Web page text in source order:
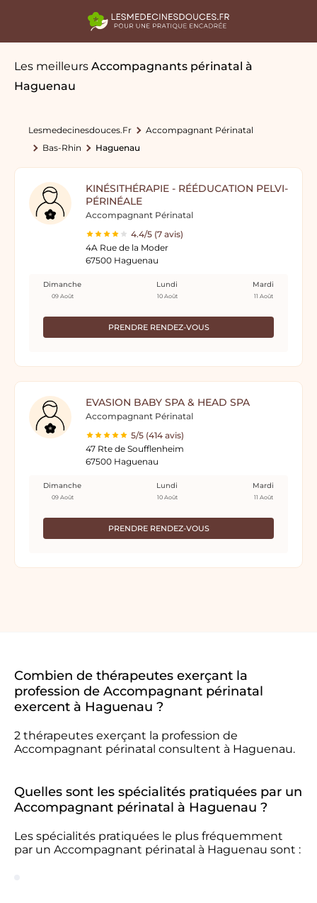
Les meilleurs Accompagnants périnatal à
Haguenau
Lesmedecinesdouces.fr
Accompagnant Périnatal
Bas-Rhin
Haguenau
KINÉSITHÉRAPIE - RÉÉDUCATION PELVI-
PÉRINÉALE
Accompagnant Périnatal
4.4/5 (7 avis)
4A Rue de la Moder
67500 Haguenau
PRENDRE RENDEZ-VOUS
Dimanche
09 Août
Lundi
10 Août
Mardi
11 Août
EVASION BABY SPA & HEAD SPA
Accompagnant Périnatal
5/5 (414 avis)
47 Rte de Soufflenheim
67500 Haguenau
PRENDRE RENDEZ-VOUS
Dimanche
09 Août
Lundi
10 Août
Mardi
11 Août
Combien de thérapeutes exerçant la
profession de Accompagnant périnatal
exercent à Haguenau ?
2 thérapeutes exerçant la profession de
Accompagnant périnatal consultent à Haguenau.
Quelles sont les spécialités pratiquées par un
Accompagnant périnatal à Haguenau ?
Les spécialités pratiquées le plus fréquemment
par un Accompagnant périnatal à Haguenau sont :